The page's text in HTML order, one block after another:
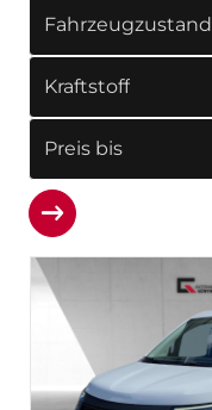
Fahrzeugzustand
Kraftstoff
Preis bis